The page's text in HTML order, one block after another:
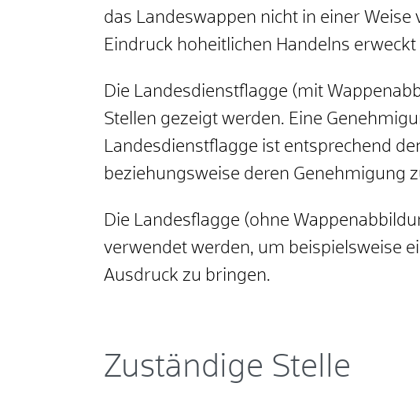
das Landeswappen nicht in einer
Eindruck hoheitlichen Handelns
Die Landesdienstflagge (mit
Stellen gezeigt werden. Eine
Landesdienstflagge ist entsprechend
beziehungsweise deren Genehmigung
Die Landesflagge (ohne
verwendet werden, um beispielsweise
Ausdruck zu bringen.
Zuständige Stelle